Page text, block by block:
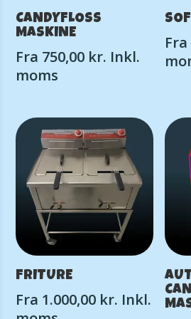
CANDYFLOSS
MASKINE
Fra 750,00 kr. Inkl.
moms
Fra
FRITURE
Fra 1.000,00 kr. Inkl.